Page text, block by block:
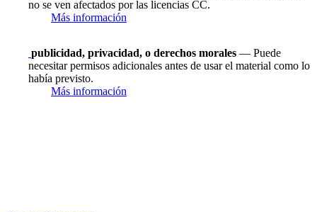
no se ven afectados por las licencias CC.
Más información
publicidad, privacidad, o derechos morales — Puede
necesitar permisos adicionales antes de usar el material como lo
había previsto.
Más información